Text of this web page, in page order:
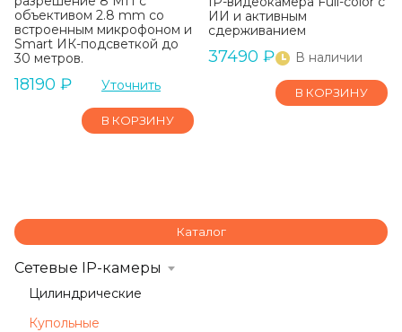
объективом 2.8 mm со
встроенным микрофоном и
Smart ИК-подсветкой до
30 метров.
18190 ₽ Уточнить
В КОРЗИНУ
ИИ и активным
сдерживанием
37490 ₽ В наличии
В КОРЗИНУ
Каталог
Сетевые IP-камеры
Цилиндрические
Купольные